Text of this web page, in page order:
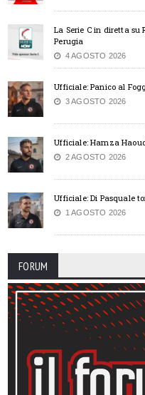
La Serie C in diretta su
Perugia
4 AGOSTO 2026
Ufficiale: Panico al
3 AGOSTO 2026
Ufficiale: Hamza
2 AGOSTO 2026
Ufficiale: Di Pasquale
1 AGOSTO 2026
FORUM